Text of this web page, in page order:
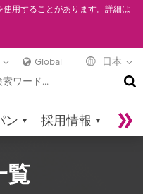
用することがあります。詳細は
Global 日本
検
索
ン 採用情報
覧